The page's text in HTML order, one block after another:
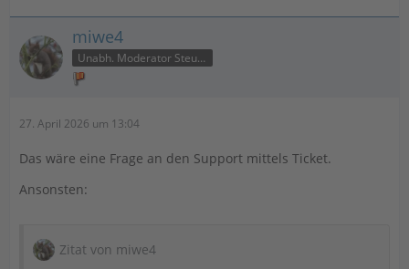
miwe4
Unabh. Moderator Steuer
27. April 2026 um 13:04
Das wäre eine Frage an den Support mittels Ticket.
Ansonsten:
Zitat von miwe4